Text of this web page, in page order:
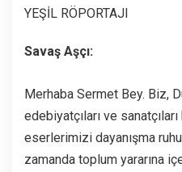
YEŞİL RÖPORTAJI
Savaş Aşçı:
Merhaba Sermet Bey. Biz,
edebiyatçıları ve
eserlerimizi dayanışma
zamanda toplum yararına